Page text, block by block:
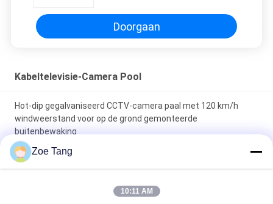
windweerstand
Doorgaan
Kabeltelevisie-Camera Pool
Hot-dip gegalvaniseerd CCTV-camera paal met 120 km/h
windweerstand voor op de grond gemonteerde
buitenbewaking
Duurzame CCTV-camera paal met 1 tot 10 meter uitbreiding
armen Hot Dip gegalvaniseerd en Power Coated voor 120 km /
Zoe Tang
10:11 AM